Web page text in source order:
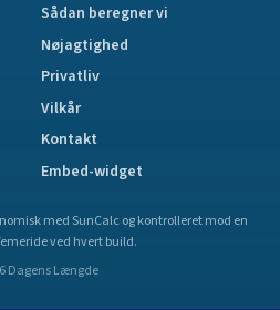
Sådan beregner vi
Nøjagtighed
Privatliv
Vilkår
Kontakt
Embed-widget
med SunCalc og kontrolleret mod en
ved hvert build.
Dagens Længde